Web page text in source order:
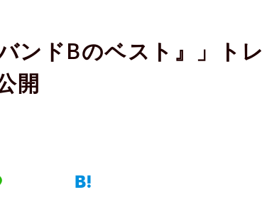
ンドBのベスト』」トレ
開